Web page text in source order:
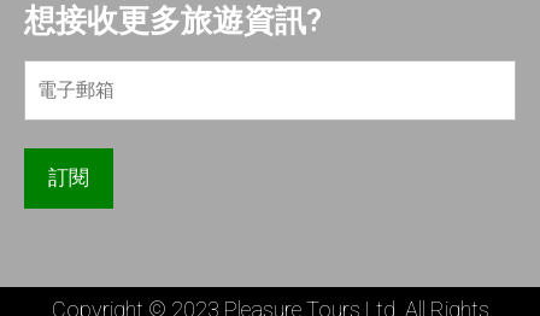
想接收更多旅遊資訊?
Copyright © 2023 Pleasure Tours Ltd. All Rights